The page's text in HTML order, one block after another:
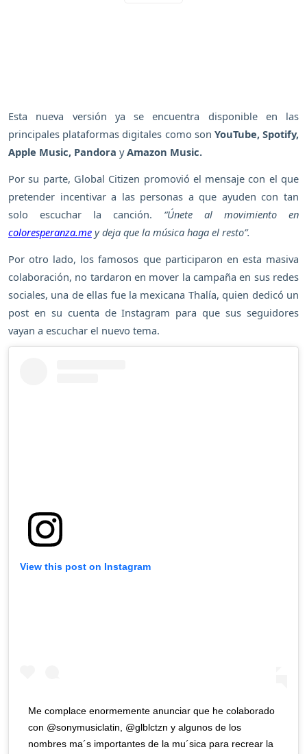
Esta nueva versión ya se encuentra disponible en las
principales plataformas digitales como son YouTube, Spotify,
Apple Music, Pandora yAmazon Music.
Por su parte, Global Citizen promovió el mensaje con el que
pretender incentivar a las personas a que ayuden con tan
solo escuchar la canción. “Únete al movimiento en
coloresperanza.me y deja que la música haga el resto”.
Por otro lado, los famosos que participaron en esta masiva
colaboración, no tardaron en mover la campaña en sus redes
sociales, una de ellas fue la mexicana Thalía, quien dedicó un
post en su cuenta de Instagram para que sus seguidores
vayan a escuchar el nuevo tema.
View this post on Instagram
Me complace enormemente anunciar que he colaborado
con @sonymusiclatin, @glblctzn y algunos de los
nombres ma´s importantes de la mu´sica para recrear la